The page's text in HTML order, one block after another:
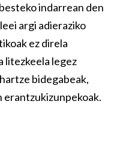
indarrean den
argi adieraziko
ez direla
litezkeela legez
bidegabeak,
erantzukizunpekoak.